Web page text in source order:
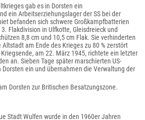
gab es in Dorsten ein
ein Arbeitserziehungslager der SS bei der
befanden sich schwere Großkampfbatterien
Flakdivision in Ulfkotte, Gleisdreieck und
8,8 cm und 10,5 cm Flak. Sie verhinderten
am Ende des Krieges zu 80 % zerstört
am 22. März 1945, richtete ein letzter
an. Sieben Tage später marschierten US-
Dorsten ein und übernahmen die Verwaltung der
Dorsten zur Britischen Besatzungszone.
Stadt Wulfen wurde in den 1960er Jahren